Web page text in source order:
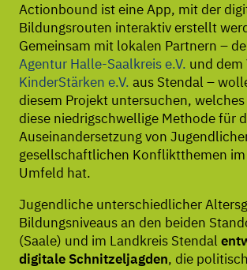
Actionbound ist eine App, mit der
Bildungsrouten interaktiv erstellt
Gemeinsam mit lokalen Partnern –
Agentur Halle-Saalkreis e.V. und dem
KinderStärken e.V. aus Stendal –
diesem Projekt untersuchen,
diese niedrigschwellige Methode für
Auseinandersetzung von
gesellschaftlichen Konfliktthemen im
Umfeld hat.
Jugendliche unterschiedlicher
Bildungsniveaus an den beiden
(Saale) und im Landkreis Stendal
digitale Schnitzeljagden, die